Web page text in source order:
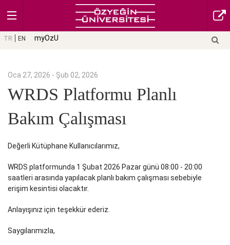
TR EN myOzU
Oca 27, 2026 - Şub 02, 2026
WRDS Platformu Planlı
Bakım Çalışması
Değerli Kütüphane Kullanıcılarımız,
WRDS platformunda 1 Şubat 2026 Pazar günü 08:00 - 20:00
saatleri arasında yapılacak planlı bakım çalışması sebebiyle
erişim kesintisi olacaktır.
Anlayışınız için teşekkür ederiz.
Saygılarımızla,